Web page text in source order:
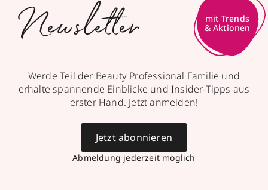
Newsletter
mit Trends
& Aktionen
Werde Teil der Beauty Professional Familie und
erhalte spannende Einblicke und Insider-Tipps aus
erster Hand. Jetzt anmelden!
Abmeldung jederzeit möglich
Jetzt abonnieren